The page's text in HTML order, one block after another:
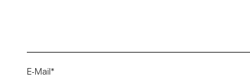
E-Mail*